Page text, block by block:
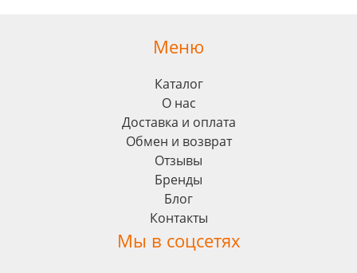
Меню
Каталог
О нас
Доставка и оплата
Обмен и возврат
Отзывы
Бренды
Блог
Контакты
Мы в соцсетях